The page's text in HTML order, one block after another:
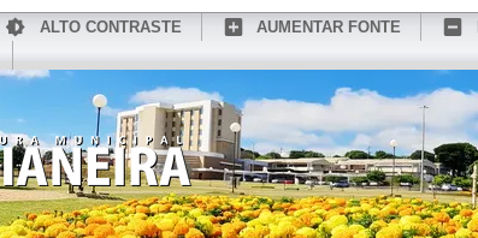
ALTO CONTRASTE AUMENTAR FONTE